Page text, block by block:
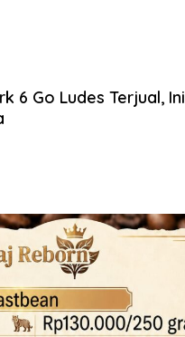
6 Go Ludes Terjual, Ini